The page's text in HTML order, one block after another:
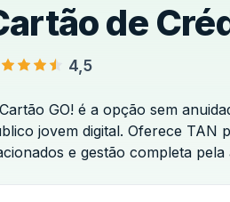
de
4,5
GO! é a opção sem
jovem digital. Oferece TAN
e gestão completa pela